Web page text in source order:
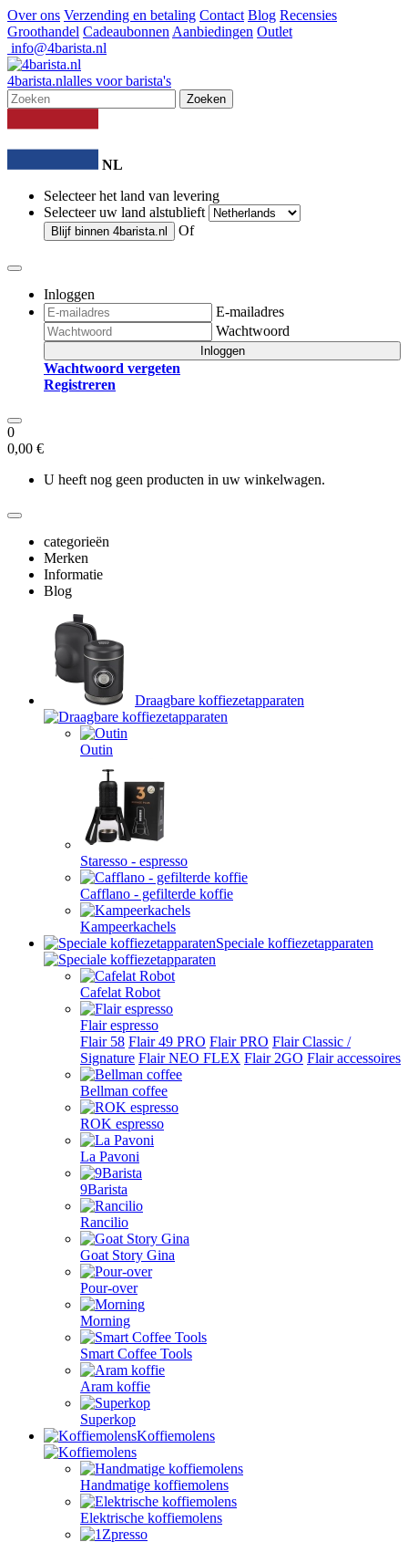
Over ons Verzending en betaling Contact Blog Recensies
Groothandel Cadeaubonnen Aanbiedingen Outlet
info@4barista.nl
4barista.nlalles voor barista's
Zoeken
NL
Selecteer het land van levering
Selecteer uw land alstublieft
Blijf binnen 4barista.nl Of
Inloggen
E-mailadres
Wachtwoord
Inloggen
Wachtwoord vergeten
Registreren
0
0,00 €
U heeft nog geen producten in uw winkelwagen.
categorieën
Merken
Informatie
Blog
Draagbare koffiezetapparaten
Outin
Staresso - espresso
Cafflano - gefilterde koffie
Kampeerkachels
Speciale koffiezetapparaten
Cafelat Robot
Flair espresso
Flair 58 Flair 49 PRO Flair PRO Flair Classic /
Signature Flair NEO FLEX Flair 2GO Flair accessoires
Bellman coffee
ROK espresso
La Pavoni
9Barista
Rancilio
Goat Story Gina
Pour-over
Morning
Smart Coffee Tools
Aram koffie
Superkop
Koffiemolens
Handmatige koffiemolens
Elektrische koffiemolens